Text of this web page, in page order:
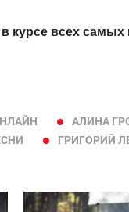
курсе всех
АЛИНА
ГРИГОРИЙ